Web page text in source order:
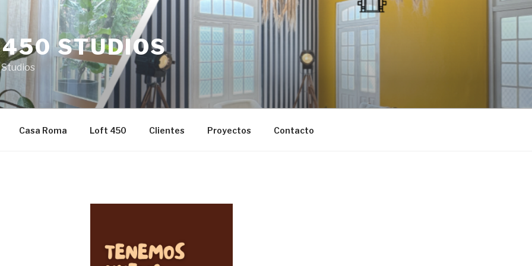
STUDIOS
Casa Roma Loft 450 Clientes Proyectos Contacto